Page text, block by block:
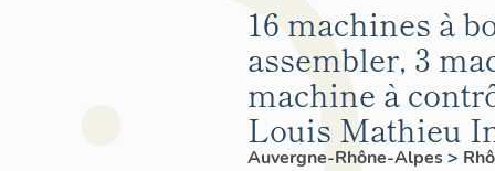
16 machines à
assembler, 3
machine à
Louis Mathieu
Auvergne-Rhône-Alpes>